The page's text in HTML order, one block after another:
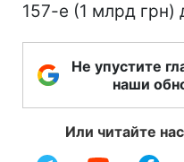
157-е (1 млрд
Не упустите
наши
Или читайте